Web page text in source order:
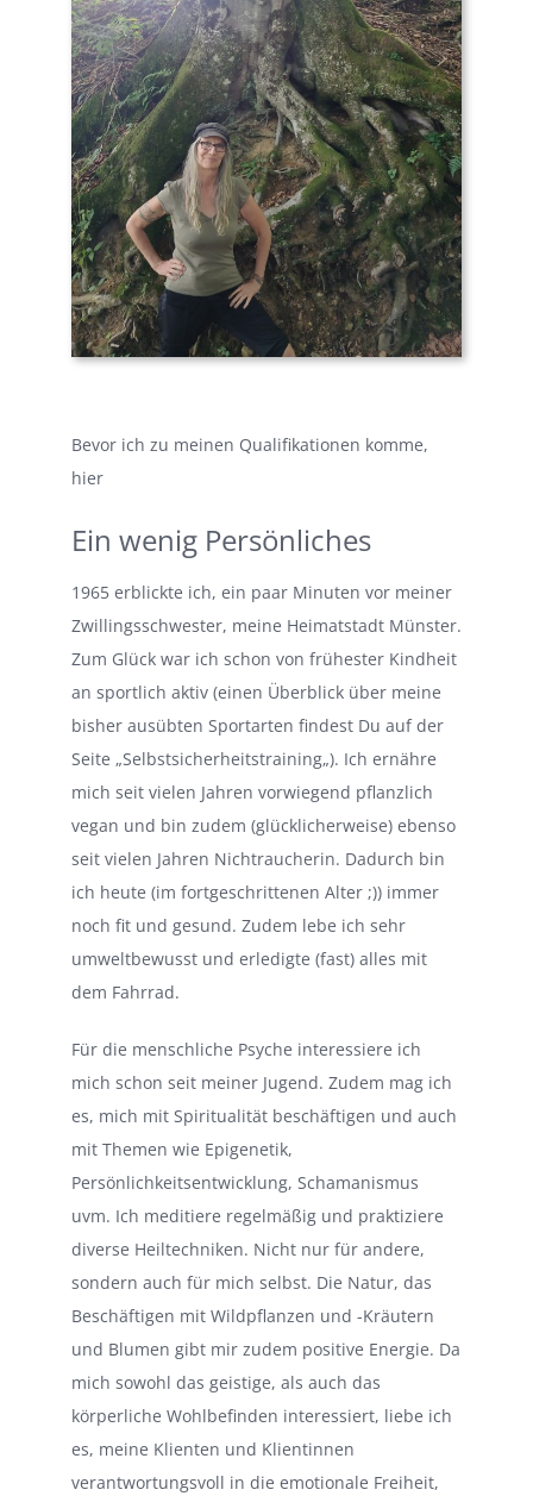
Bevor ich zu meinen Qualifikationen komme,
hier
Ein wenig Persönliches
1965 erblickte ich, ein paar Minuten vor meiner
Zwillingsschwester, meine Heimatstadt Münster.
Zum Glück war ich schon von frühester Kindheit
an sportlich aktiv (einen Überblick über meine
bisher ausübten Sportarten findest Du auf der
Seite „Selbstsicherheitstraining„). Ich ernähre
mich seit vielen Jahren vorwiegend pflanzlich
vegan und bin zudem (glücklicherweise) ebenso
seit vielen Jahren Nichtraucherin. Dadurch bin
ich heute (im fortgeschrittenen Alter ;)) immer
noch fit und gesund. Zudem lebe ich sehr
umweltbewusst und erledigte (fast) alles mit
dem Fahrrad.
Für die menschliche Psyche interessiere ich
mich schon seit meiner Jugend. Zudem mag ich
es, mich mit Spiritualität beschäftigen und auch
mit Themen wie Epigenetik,
Persönlichkeitsentwicklung, Schamanismus
uvm. Ich meditiere regelmäßig und praktiziere
diverse Heiltechniken. Nicht nur für andere,
sondern auch für mich selbst. Die Natur, das
Beschäftigen mit Wildpflanzen und -Kräutern
und Blumen gibt mir zudem positive Energie. Da
mich sowohl das geistige, als auch das
körperliche Wohlbefinden interessiert, liebe ich
es, meine Klienten und Klientinnen
verantwortungsvoll in die emotionale Freiheit,